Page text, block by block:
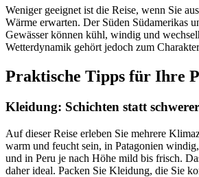
Weniger geeignet ist die Reise, wenn Sie
Wärme erwarten. Der Süden Südamerikas
Gewässer können kühl, windig und
Wetterdynamik gehört jedoch zum
Praktische Tipps für Ihre
Kleidung: Schichten statt
Auf dieser Reise erleben Sie mehrere
warm und feucht sein, in Patagonien
und in Peru je nach Höhe mild bis frisch.
daher ideal. Packen Sie Kleidung, die Sie